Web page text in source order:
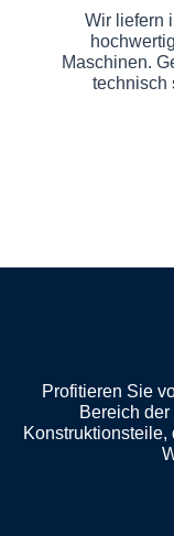
Wir liefern
Maschinen.
technisch
Profitieren Sie
Bereich